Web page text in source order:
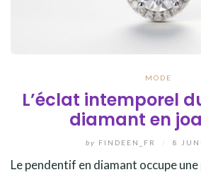
MODE
L’éclat intemporel
diamant en
by FINDEEN_FR 8
Le pendentif en diamant occupe